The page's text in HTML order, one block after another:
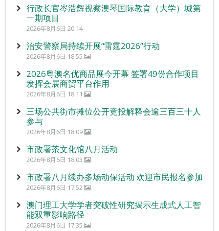
行政长官岑浩辉视察澳琴国际教育（大学）城第
一期项目
2026年8月6日 20:14
治安警察局持续开展“雷霆2026”行动
2026年8月6日 18:55
2026粤澳名优商品展今开幕 签署49份合作项目
发挥会展商贸平台作用
2026年8月6日 18:11
三场公共街市摊位公开竞投解释会逾三百三十人
参与
2026年8月6日 18:09
市政署茶文化馆八月活动
2026年8月6日 18:03
市政署八月续办多场动保活动 欢迎市民报名参加
2026年8月6日 17:52
澳门理工大学学者突破性研究揭示生成式人工智
能双重影响路径
2026年8月6日 17:35